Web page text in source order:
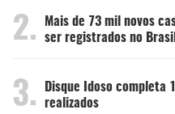
2.
Mais de 73 mil novos
ser registrados no
3.
Disque Idoso completa
realizados